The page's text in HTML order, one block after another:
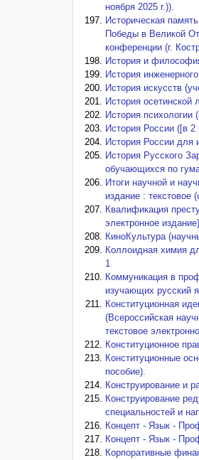
ноября 2025 г.)).
Историческая
Победы в Великой
конференции (г.
История и
История
История искусств
История осетинской
История психологии
История России ([в
История России для
История Русского
обучающихся по
Итоги научной и
издание : текстовое
Квалификация
электронное
КиноКультура
Коллоидная химия
1
Коммуникация в
изучающих русский
Конституционная
(Всероссийская
текстовое
Конституционное
Конституционные
пособие).
Конструирование и
Конструирование
специальностей и
Концепт - Язык -
Концепт - Язык -
Корпоративные